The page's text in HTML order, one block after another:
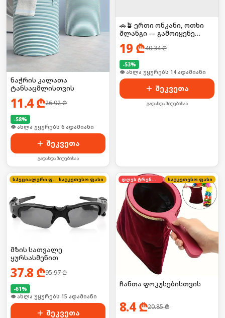
ნაჭრის კალათა
ტანსაცმლისთვის
11.4₾26.92₾
-58%
🛒 ბოლო 24სთ-ში იყიდა 54-მა
შეკვეთა
გადახდა მიღებისას
🚗🪴 ერთი ონკანი, ოთხი
შლანგი — გამოიყენე
წყალი უფრო
კომფორტულად!
19 ₾40.34₾
-53%
🛒 ბოლო 24სთ-ში იყიდა 19-მა
შეკვეთა
გადახდა მიღებისას
სპეციალური ფასი საუკეთესო ფასი
მზის სათვალე
ყურსასმენით
37.8 ₾95.97₾
-61%
🛒 ბოლო 24სთ-ში იყიდა 19-მა
შეკვეთა
დღეს ტრენდში საუკეთესო ფასი
ჩანთა ფოკუსებისთვის
8.4₾20.85₾